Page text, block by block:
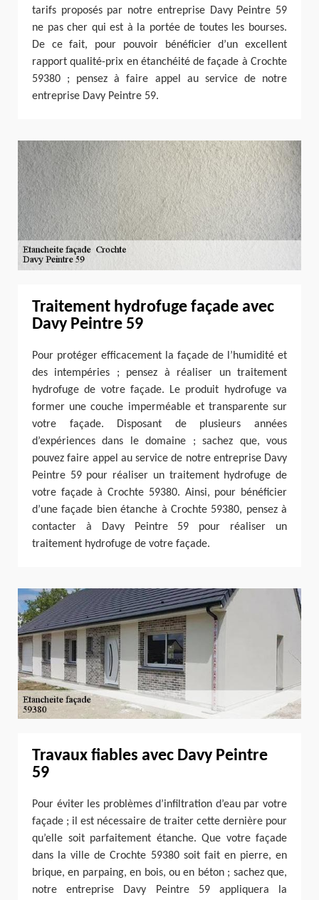
tarifs proposés par notre entreprise Davy Peintre 59
ne pas cher qui est à la portée de toutes les bourses.
De ce fait, pour pouvoir bénéficier d’un excellent
rapport qualité-prix en étanchéité de façade à Crochte
59380 ; pensez à faire appel au service de notre
entreprise Davy Peintre 59.
Traitement hydrofuge façade avec
Davy Peintre 59
Pour protéger efficacement la façade de l’humidité et
des intempéries ; pensez à réaliser un traitement
hydrofuge de votre façade. Le produit hydrofuge va
former une couche imperméable et transparente sur
votre façade. Disposant de plusieurs années
d’expériences dans le domaine ; sachez que, vous
pouvez faire appel au service de notre entreprise Davy
Peintre 59 pour réaliser un traitement hydrofuge de
votre façade à Crochte 59380. Ainsi, pour bénéficier
d’une façade bien étanche à Crochte 59380, pensez à
contacter à Davy Peintre 59 pour réaliser un
traitement hydrofuge de votre façade.
Travaux fiables avec Davy Peintre
59
Pour éviter les problèmes d’infiltration d’eau par votre
façade ; il est nécessaire de traiter cette dernière pour
qu’elle soit parfaitement étanche. Que votre façade
dans la ville de Crochte 59380 soit fait en pierre, en
brique, en parpaing, en bois, ou en béton ; sachez que,
notre entreprise Davy Peintre 59 appliquera la